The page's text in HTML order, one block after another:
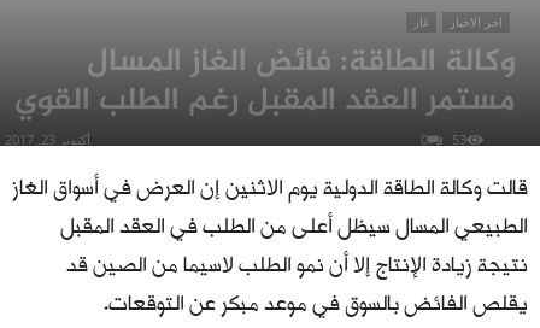
اخر الاخبار غاز
وكالة الطاقة: فائض الغاز المسال
مستمر العقد المقبل رغم الطلب القوي
أكتوبر 23, 2017 53
0
قالت وكالة الطاقة الدولية يوم الاثنين إن العرض في أسواق الغاز
الطبيعي المسال سيظل أعلى من الطلب في العقد المقبل
نتيجة زيادة الإنتاج إلا أن نمو الطلب لاسيما من الصين قد
يقلص الفائض بالسوق في موعد مبكر عن التوقعات.